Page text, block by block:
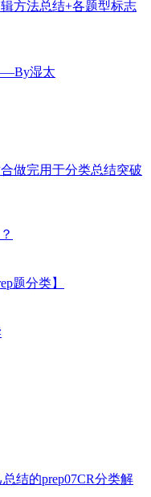
方法总结+各题型标志
湿太
合做完用于分类总结突破
题分类】
结的prep07CR分类解